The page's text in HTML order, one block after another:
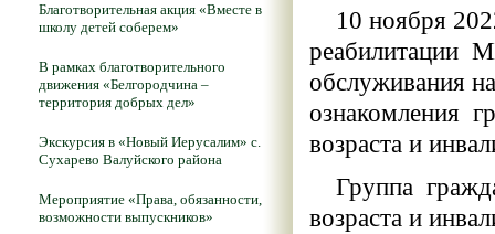
Благотворительная акция «Вместе в
школу детей соберем»
В рамках благотворительного
движения «Белгородчина –
территория добрых дел»
Экскурсия в «Новый Иерусалим» с.
Сухарево Валуйского района
Мероприятие «Права, обязанности,
возможности выпускников»
10 ноября
реабилитации
обслуживания
ознакомления
возраста и
Группа
возраста и